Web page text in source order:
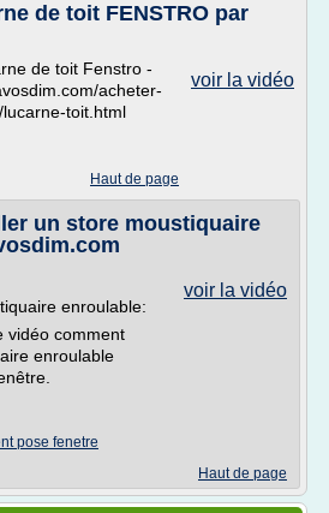
de toit FENSTRO par
voir la vidéo
de toit Fenstro -
acheter-
toit.html
Haut de page
un store moustiquaire
voir la vidéo
enroulable:
vidéo comment
enroulable
pose fenetre
Haut de page